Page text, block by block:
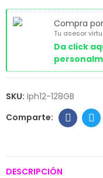
Compra
Tu asesor
Da click
SKU: Iph12-128GB
DESCRIPCIÓN